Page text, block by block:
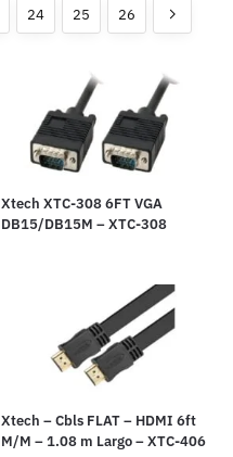
24 25 26
Xtech XTC-308 6FT VGA
DB15/DB15M – XTC-308
Xtech – Cbls FLAT – HDMI 6ft
M/M – 1.08 m Largo – XTC-406